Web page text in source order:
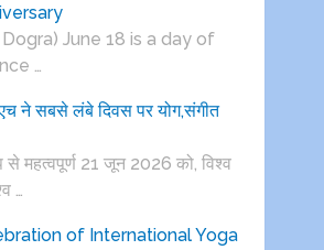
Dogra) June 18 is a day of
…
ने सबसे लंबे दिवस पर योग,संगीत
से महत्वपूर्ण 21 जून 2026 को, विश्व
…
of International Yoga